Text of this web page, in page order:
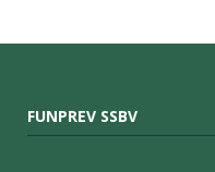
FUNPREV SSBV